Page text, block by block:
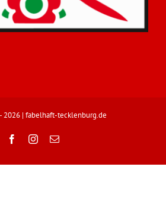
- 2026 | fabelhaft-tecklenburg.de
FacebookInstagram
E-